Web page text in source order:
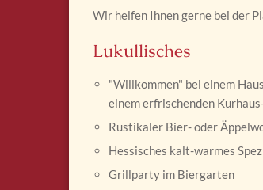
Wir helfen Ihnen gerne bei der
Lukullisches
"Willkommen" bei einem
einem erfrischenden
Rustikaler Bier- oder
Hessisches kalt-warmes
Grillparty im Biergarten